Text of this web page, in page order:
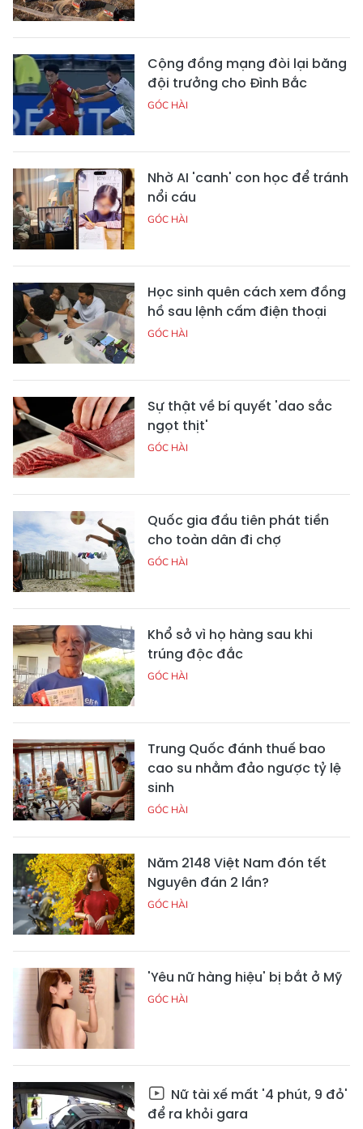
Cộng đồng mạng đòi lại băng
đội trưởng cho Đình Bắc
GÓC HÀI
Nhờ AI 'canh' con học để tránh
nổi cáu
GÓC HÀI
Học sinh quên cách xem đồng
hồ sau lệnh cấm điện thoại
GÓC HÀI
Sự thật về bí quyết 'dao sắc
ngọt thịt'
GÓC HÀI
Quốc gia đầu tiên phát tiền
cho toàn dân đi chợ
GÓC HÀI
Khổ sở vì họ hàng sau khi
trúng độc đắc
GÓC HÀI
Trung Quốc đánh thuế bao
cao su nhằm đảo ngược tỷ lệ
sinh
GÓC HÀI
Năm 2148 Việt Nam đón tết
Nguyên đán 2 lần?
GÓC HÀI
'Yêu nữ hàng hiệu' bị bắt ở Mỹ
GÓC HÀI
Nữ tài xế mất '4 phút, 9 đỏ'
để ra khỏi gara